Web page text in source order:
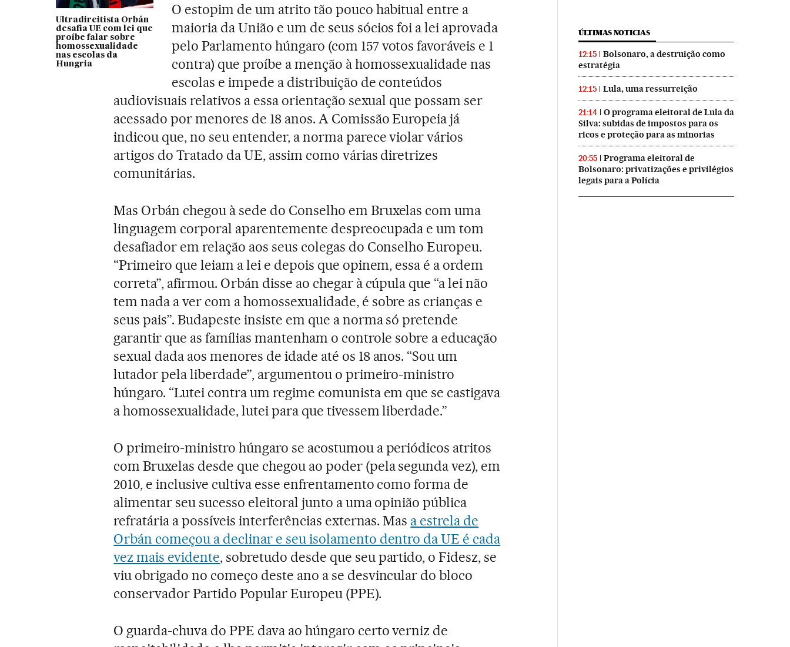
Ultradireitista Orbán
desafia UE com lei que
proíbe falar sobre
homossexualidade
nas escolas da
Hungria
O estopim de um atrito tão pouco habitual entre a
maioria da União e um de seus sócios foi a lei aprovada
pelo Parlamento húngaro (com 157 votos favoráveis e 1
contra) que proíbe a menção à homossexualidade nas
escolas e impede a distribuição de conteúdos
audiovisuais relativos a essa orientação sexual que possam ser
acessado por menores de 18 anos. A Comissão Europeia já
indicou que, no seu entender, a norma parece violar vários
artigos do Tratado da UE, assim como várias diretrizes
comunitárias.
Mas Orbán chegou à sede do Conselho em Bruxelas com uma
linguagem corporal aparentemente despreocupada e um tom
desafiador em relação aos seus colegas do Conselho Europeu.
“Primeiro que leiam a lei e depois que opinem, essa é a ordem
correta”, afirmou. Orbán disse ao chegar à cúpula que “a lei não
tem nada a ver com a homossexualidade, é sobre as crianças e
seus pais”. Budapeste insiste em que a norma só pretende
garantir que as famílias mantenham o controle sobre a educação
sexual dada aos menores de idade até os 18 anos. “Sou um
lutador pela liberdade”, argumentou o primeiro-ministro
húngaro. “Lutei contra um regime comunista em que se castigava
a homossexualidade, lutei para que tivessem liberdade.”
O primeiro-ministro húngaro se acostumou a periódicos atritos
com Bruxelas desde que chegou ao poder (pela segunda vez), em
2010, e inclusive cultiva esse enfrentamento como forma de
alimentar seu sucesso eleitoral junto a uma opinião pública
refratária a possíveis interferências externas. Mas a estrela de
Orbán começou a declinar e seu isolamento dentro da UE é cada
vez mais evidente, sobretudo desde que seu partido, o Fidesz, se
viu obrigado no começo deste ano a se desvincular do bloco
conservador Partido Popular Europeu (PPE).
O guarda-chuva do PPE dava ao húngaro certo verniz de
ÚLTIMAS NOTICIAS
12:15
Bolsonaro, a destruição como
estratégia
12:15 Lula, uma ressurreição
21:14
O programa eleitoral de Lula da
Silva: subidas de impostos para os
ricos e proteção para as minorias
20:55
Programa eleitoral de
Bolsonaro: privatizações e privilégios
legais para a Polícia